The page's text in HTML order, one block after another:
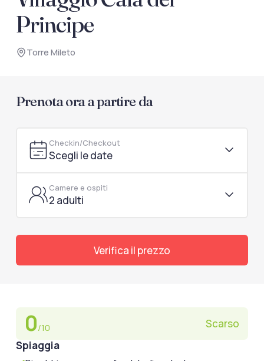
documenti di viaggio.
Principe
Torre Mileto
Prenota ora a partire da
Checkin/Checkout
Scegli le date
Camere e ospiti
2 adulti
Verifica il prezzo
0/10
Scarso
Spiaggia